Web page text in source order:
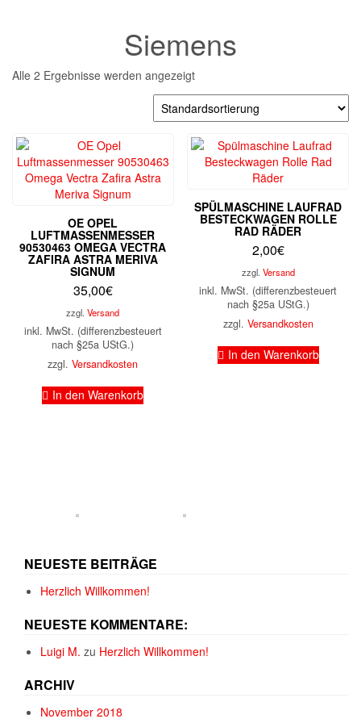
Siemens
Alle 2 Ergebnisse werden angezeigt
OE OPEL
LUFTMASSENMESSER
90530463 OMEGA VECTRA
ZAFIRA ASTRA MERIVA
SIGNUM
35,00€
zzgl.Versand
inkl. MwSt. (differenzbesteuert
nach §25a UStG.)
zzgl.Versandkosten
In den Warenkorb
SPÜLMASCHINE LAUFRAD
BESTECKWAGEN ROLLE
RAD RÄDER
2,00€
zzgl. Versand
inkl. MwSt. (differenzbesteuert
nach §25a UStG.)
zzgl. Versandkosten
In den Warenkorb
NEUESTE BEITRÄGE
Herzlich Willkommen!
NEUESTE KOMMENTARE:
Luigi M. zu Herzlich Willkommen!
ARCHIV
November 2018